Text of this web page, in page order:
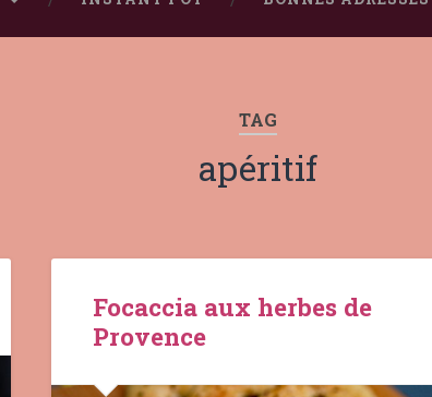
TAG
apéritif
Focaccia aux herbes de
Provence